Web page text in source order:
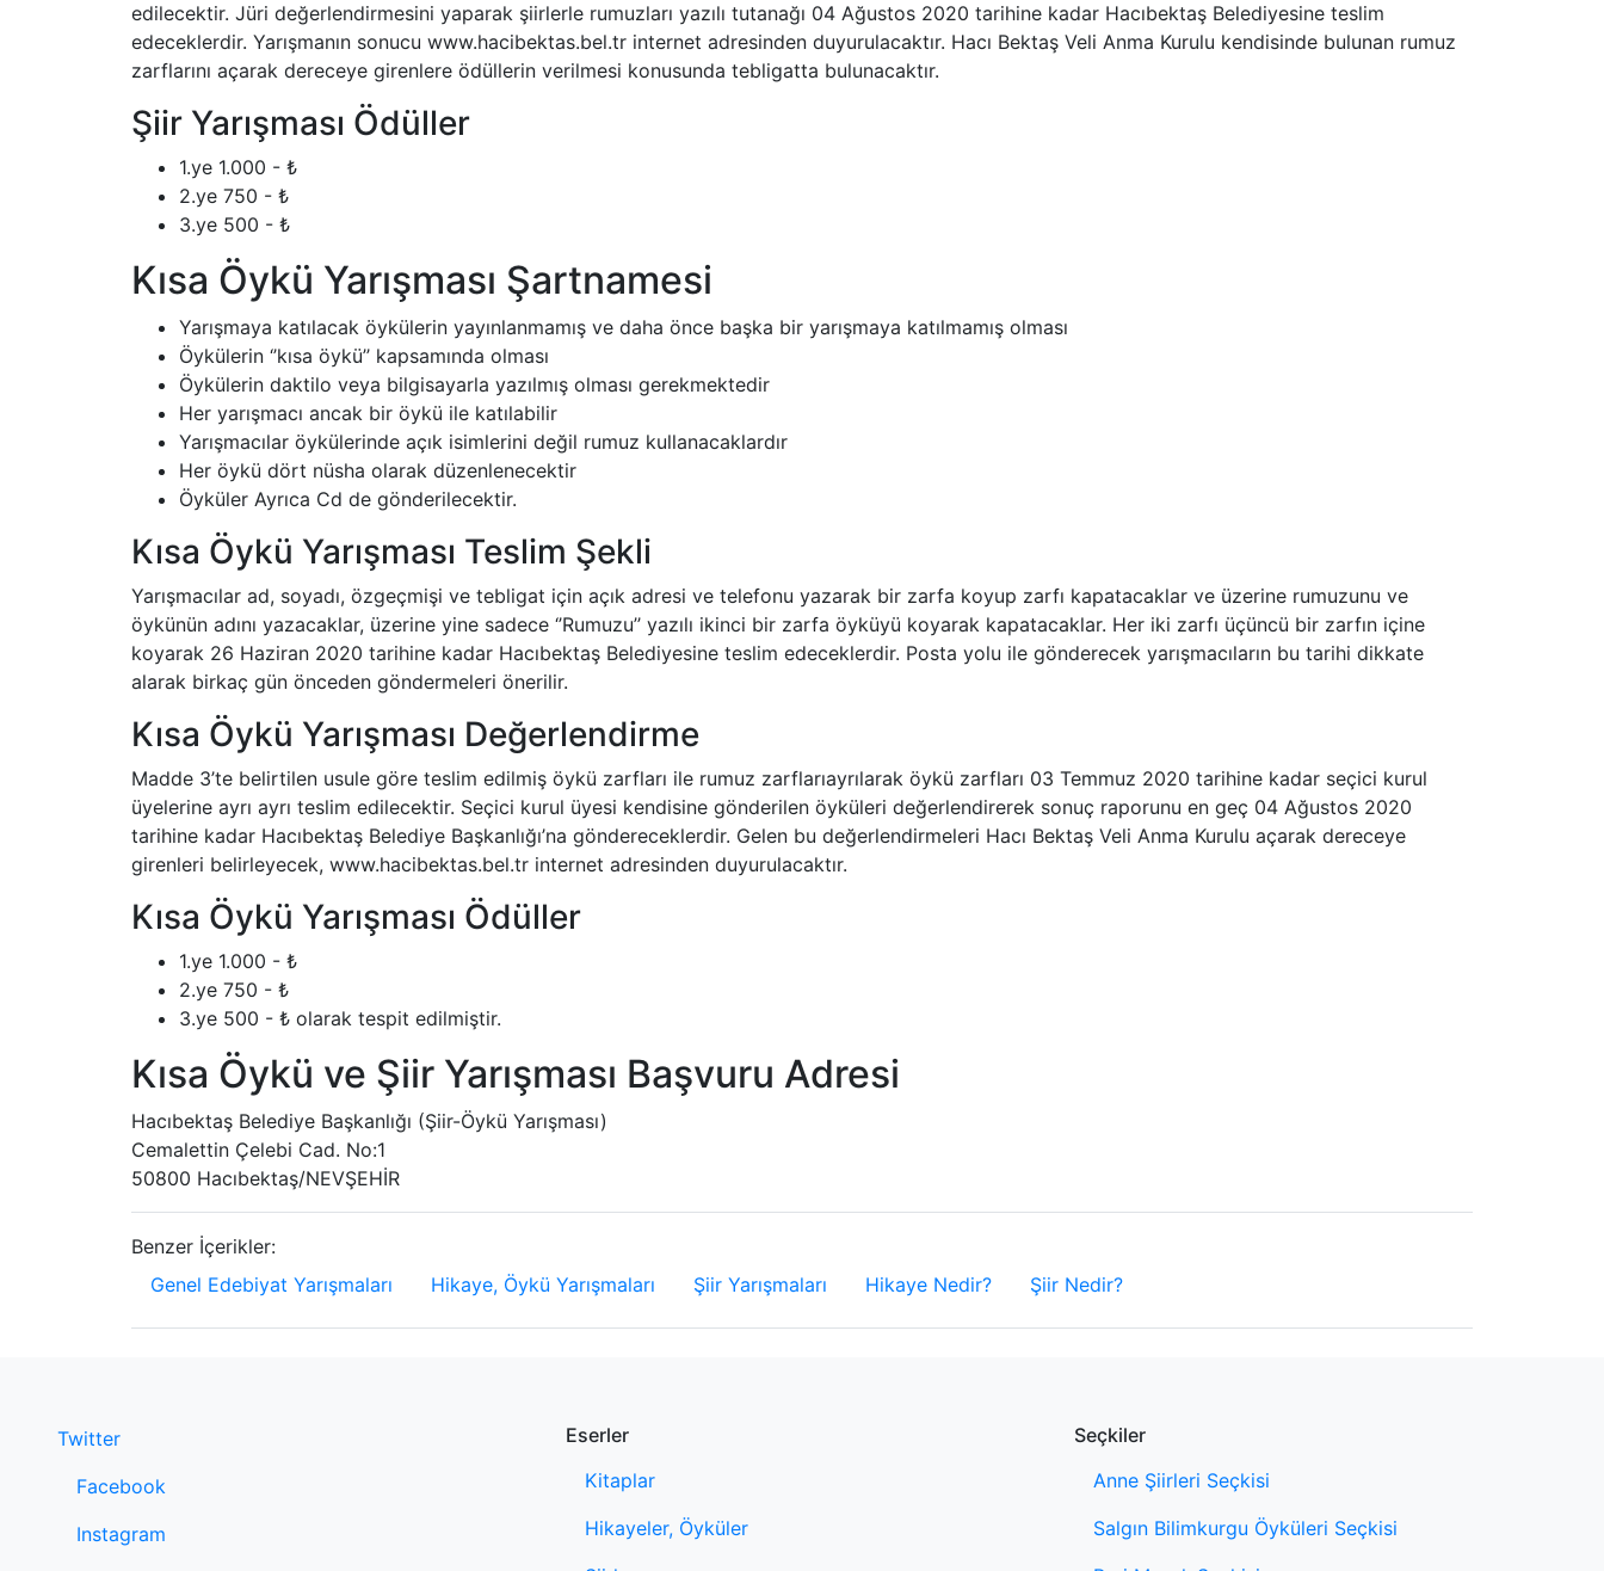
edilecektir. Jüri değerlendirmesini yaparak şiirlerle rumuzları yazılı tutanağı 04 Ağustos 2020 tarihine kadar Hacıbektaş Belediyesine teslim
edeceklerdir. Yarışmanın sonucu www.hacibektas.bel.tr internet adresinden duyurulacaktır. Hacı Bektaş Veli Anma Kurulu kendisinde bulunan rumuz
zarflarını açarak dereceye girenlere ödüllerin verilmesi konusunda tebligatta bulunacaktır.
Şiir Yarışması Ödüller
1.ye 1.000 - ₺
2.ye 750 - ₺
3.ye 500 - ₺
Kısa Öykü Yarışması Şartnamesi
Yarışmaya katılacak öykülerin yayınlanmamış ve daha önce başka bir yarışmaya katılmamış olması
Öykülerin ‘’kısa öykü’’ kapsamında olması
Öykülerin daktilo veya bilgisayarla yazılmış olması gerekmektedir
Her yarışmacı ancak bir öykü ile katılabilir
Yarışmacılar öykülerinde açık isimlerini değil rumuz kullanacaklardır
Her öykü dört nüsha olarak düzenlenecektir
Öyküler Ayrıca Cd de gönderilecektir.
Kısa Öykü Yarışması Teslim Şekli
Yarışmacılar ad, soyadı, özgeçmişi ve tebligat için açık adresi ve telefonu yazarak bir zarfa koyup zarfı kapatacaklar ve üzerine rumuzunu ve
öykünün adını yazacaklar, üzerine yine sadece ‘’Rumuzu’’ yazılı ikinci bir zarfa öyküyü koyarak kapatacaklar. Her iki zarfı üçüncü bir zarfın içine
koyarak 26 Haziran 2020 tarihine kadar Hacıbektaş Belediyesine teslim edeceklerdir. Posta yolu ile gönderecek yarışmacıların bu tarihi dikkate
alarak birkaç gün önceden göndermeleri önerilir.
Kısa Öykü Yarışması Değerlendirme
Madde 3’te belirtilen usule göre teslim edilmiş öykü zarfları ile rumuz zarflarıayrılarak öykü zarfları 03 Temmuz 2020 tarihine kadar seçici kurul
üyelerine ayrı ayrı teslim edilecektir. Seçici kurul üyesi kendisine gönderilen öyküleri değerlendirerek sonuç raporunu en geç 04 Ağustos 2020
tarihine kadar Hacıbektaş Belediye Başkanlığı’na göndereceklerdir. Gelen bu değerlendirmeleri Hacı Bektaş Veli Anma Kurulu açarak dereceye
girenleri belirleyecek, www.hacibektas.bel.tr internet adresinden duyurulacaktır.
Kısa Öykü Yarışması Ödüller
1.ye 1.000 - ₺
2.ye 750 - ₺
3.ye 500 - ₺ olarak tespit edilmiştir.
Kısa Öykü ve Şiir Yarışması Başvuru Adresi
Hacıbektaş Belediye Başkanlığı (Şiir-Öykü Yarışması)
Cemalettin Çelebi Cad. No:1
50800 Hacıbektaş/NEVŞEHİR
Benzer İçerikler:
Genel Edebiyat Yarışmaları
Hikaye, Öykü Yarışmaları Şiir Yarışmaları Hikaye Nedir? Şiir Nedir?
Twitter
Facebook
Instagram
Eserler
Kitaplar
Hikayeler, Öyküler
Seçkiler
Anne Şiirleri Seçkisi
Salgın Bilimkurgu Öyküleri Seçkisi